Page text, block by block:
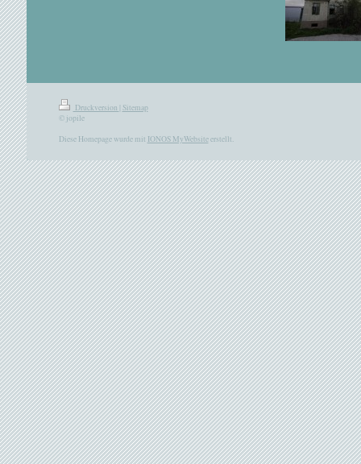
Druckversion Sitemap
© jopile
Diese Homepage wurde mit IONOS MyWebsiteerstellt.